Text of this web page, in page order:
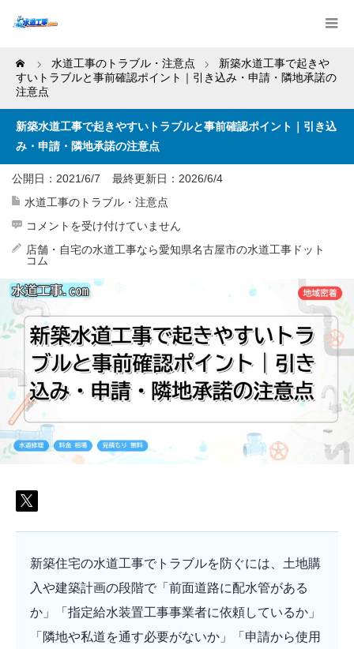
Home 水道工事のトラブル・注意点
新築水道工事で起きや
すいトラブルと事前確認ポイント｜引き込み・申請・隣地承諾の
注意点
新築水道工事で起きやすいトラブルと事前確認ポイント｜引き込
み・申請・隣地承諾の注意点
公開日：2021/6/7 最終更新日： 2026/6/4
水道工事のトラブル・注意点
新
水
道
工
事
で
起
き
や
す
い
ト
ラ
ブ
ル
と
事
前
確
認
ト
｜
引
込
申
請・
隣
地
諾
の
コメントを受け付けていません
店舗・自宅の水道工事なら愛知県名古屋市の水道工事ドット
コム
新築住宅の水道工事でトラブルを防ぐには、土地購
入や建築計画の段階で「前面道路に配水管がある
か」「指定給水装置工事事業者に依頼しているか」
「隣地や私道を通す必要がないか」「申請から使用